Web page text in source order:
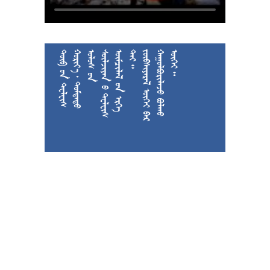

































































  






































 